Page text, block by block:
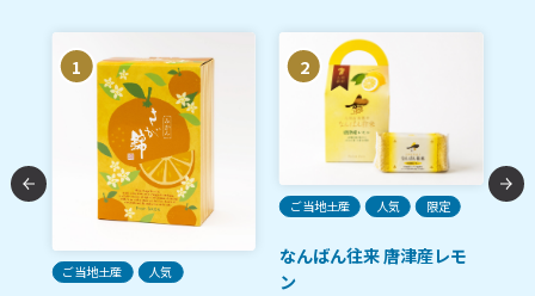
1
ご当地土産 人気
2
ご当地土産 人気 限定
なんばん往来 唐津産レモ
ン